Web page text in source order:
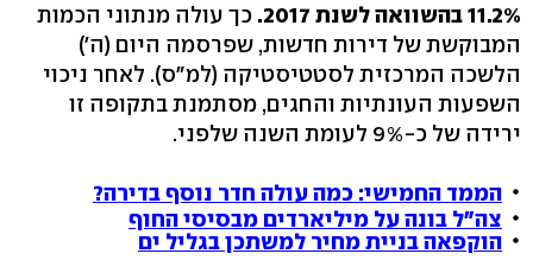
11.2% בהשוואה לשנת 2017.
כך עולה מנתוני הכמות
המבוקשת של דירות חדשות, שפרסמה היום (ה')
הלשכה המרכזית לסטטיסטיקה (למ"ס). לאחר ניכוי
השפעות העונתיות והחגים, מסתמנת בתקופה זו
ירידה של כ-9% לעומת השנה שלפני.
הממד החמישי: כמה עולה חדר נוסף בדירה?
צה"ל בונה על מיליארדים מבסיסי החוף
הוקפאה בניית מחיר למשתכן בגליל ים